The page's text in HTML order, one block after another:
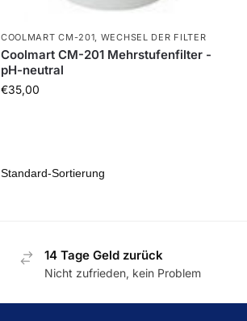
COOLMART CM-201, WECHSEL DER FILTER
Coolmart CM-201 Mehrstufenfilter -
pH-neutral
€35,00
14 Tage Geld zurück
Nicht zufrieden, kein Problem